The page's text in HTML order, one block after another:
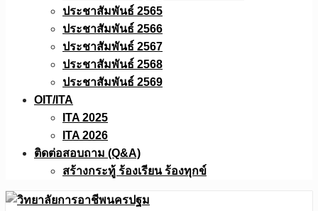
ประชาสัมพันธ์ 2565
ประชาสัมพันธ์ 2566
ประชาสัมพันธ์ 2567
ประชาสัมพันธ์ 2568
ประชาสัมพันธ์ 2569
OIT/ITA
ITA 2025
ITA 2026
ติดต่อสอบถาม (Q&A)
สร้างกระทู้ ร้องเรียน ร้องทุกข์